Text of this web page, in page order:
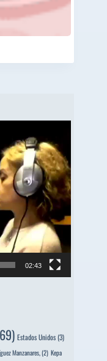
02:43
Estados Unidos(3)
Manzanares, (2) Kepa